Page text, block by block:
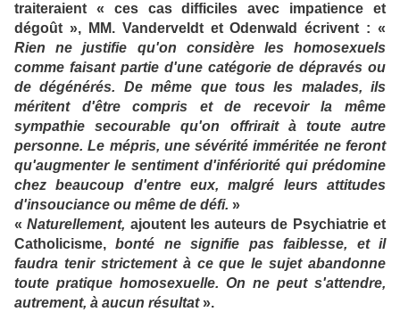
traiteraient « ces cas difficiles avec impatience et
dégoût », MM. Vanderveldt et Odenwald écrivent : «
Rien ne justifie qu'on considère les homosexuels
comme faisant partie d'une catégorie de dépravés ou
de dégénérés. De même que tous les malades, ils
méritent d'être compris et de recevoir la même
sympathie secourable qu'on offrirait à toute autre
personne. Le mépris, une sévérité imméritée ne feront
qu'augmenter le sentiment d'infériorité qui prédomine
chez beaucoup d'entre eux, malgré leurs attitudes
d'insouciance ou même de défi. »
«Naturellement, ajoutent les auteurs de Psychiatrie et
Catholicisme,bonté ne signifie pas faiblesse, et il
faudra tenir strictement à ce que le sujet abandonne
toute pratique homosexuelle. On ne peut s'attendre,
autrement, à aucun résultat».